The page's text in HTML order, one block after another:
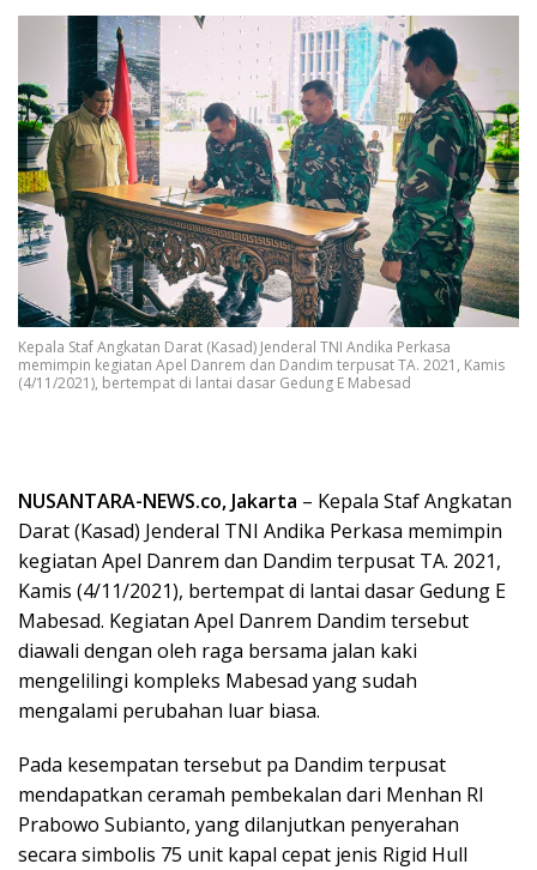
Kepala Staf Angkatan Darat (Kasad) Jenderal TNI Andika Perkasa
memimpin kegiatan Apel Danrem dan Dandim terpusat TA. 2021, Kamis
(4/11/2021), bertempat di lantai dasar Gedung E Mabesad
NUSANTARA-NEWS.co, Jakarta – Kepala Staf Angkatan
Darat (Kasad) Jenderal TNI Andika Perkasa memimpin
kegiatan Apel Danrem dan Dandim terpusat TA. 2021,
Kamis (4/11/2021), bertempat di lantai dasar Gedung E
Mabesad. Kegiatan Apel Danrem Dandim tersebut
diawali dengan oleh raga bersama jalan kaki
mengelilingi kompleks Mabesad yang sudah
mengalami perubahan luar biasa.
Pada kesempatan tersebut pa Dandim terpusat
mendapatkan ceramah pembekalan dari Menhan RI
Prabowo Subianto, yang dilanjutkan penyerahan
secara simbolis 75 unit kapal cepat jenis Rigid Hull